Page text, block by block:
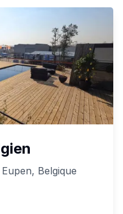
Belgique